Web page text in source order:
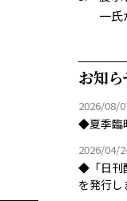
一氏
お知
2026/08/
◆夏季臨
2026/04/
◆「日刊
を発行し